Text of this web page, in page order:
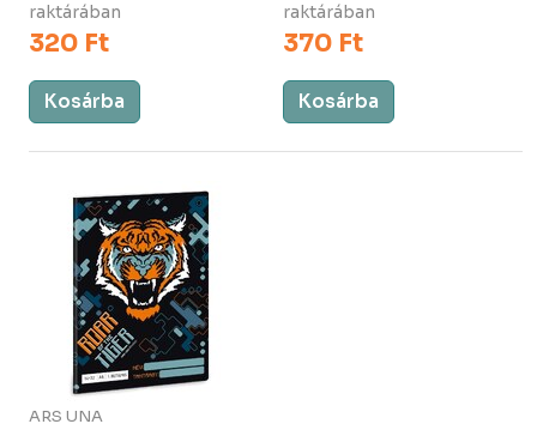
raktárában
320 Ft
Kosárba
raktárában
370 Ft
Kosárba
ARS UNA